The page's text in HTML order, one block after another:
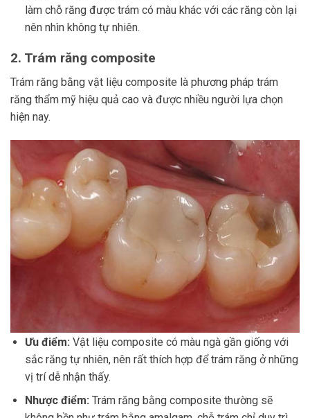
làm chỗ răng được trám có màu khác với các răng còn lại
nên nhìn không tự nhiên.
2. Trám răng composite
Trám răng bằng vật liệu composite là phương pháp trám
răng thẩm mỹ hiệu quả cao và được nhiều người lựa chọn
hiện nay.
Ưu điểm: Vật liệu composite có màu ngà gần giống với
sắc răng tự nhiên, nên rất thích hợp để trám răng ở những
vị trí dễ nhận thấy.
Nhược điểm: Trám răng bằng composite thường sẽ